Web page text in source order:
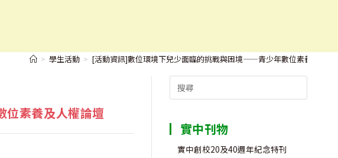
少年數位素養及人權論壇
> 學生活動 > [活動資訊]數位環境下兒少面臨的挑戰與困境——青少年數位素養及人權
素養及人權論壇
Search
for:
實中刊物
實中創校20及40週年紀念特刊